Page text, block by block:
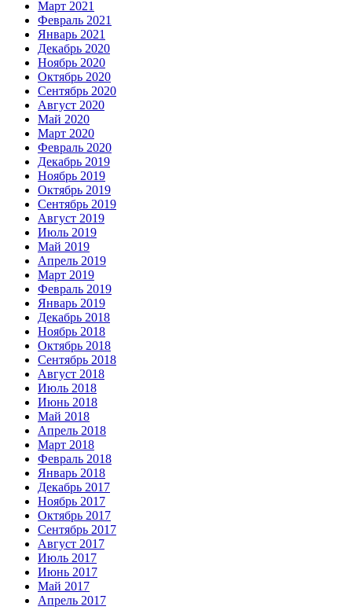
Март 2021
Февраль 2021
Январь 2021
Декабрь 2020
Ноябрь 2020
Октябрь 2020
Сентябрь 2020
Август 2020
Май 2020
Март 2020
Февраль 2020
Декабрь 2019
Ноябрь 2019
Октябрь 2019
Сентябрь 2019
Август 2019
Июль 2019
Май 2019
Апрель 2019
Март 2019
Февраль 2019
Январь 2019
Декабрь 2018
Ноябрь 2018
Октябрь 2018
Сентябрь 2018
Август 2018
Июль 2018
Июнь 2018
Май 2018
Апрель 2018
Март 2018
Февраль 2018
Январь 2018
Декабрь 2017
Ноябрь 2017
Октябрь 2017
Сентябрь 2017
Август 2017
Июль 2017
Июнь 2017
Май 2017
Апрель 2017